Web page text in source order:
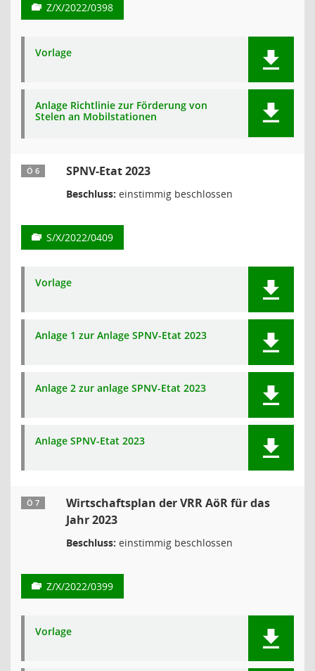
Z/X/2022/0398
Vorlage
Anlage Richtlinie zur Förderung von
Stelen an Mobilstationen
Ö 6 SPNV-Etat 2023
Beschluss: einstimmig beschlossen
S/X/2022/0409
Vorlage
Anlage 1 zur Anlage SPNV-Etat 2023
Anlage 2 zur anlage SPNV-Etat 2023
Anlage SPNV-Etat 2023
Ö 7
Wirtschaftsplan der VRR AöR für das
Jahr 2023
Beschluss: einstimmig beschlossen
Z/X/2022/0399
Vorlage